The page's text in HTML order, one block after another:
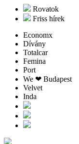
Rovatok
Friss hírek
Economx
Dívány
Totalcar
Femina
Port
We ❤︎ Budapest
Velvet
Inda